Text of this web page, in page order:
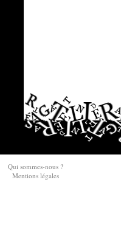
Qui sommes-nous ?
Mentions légales